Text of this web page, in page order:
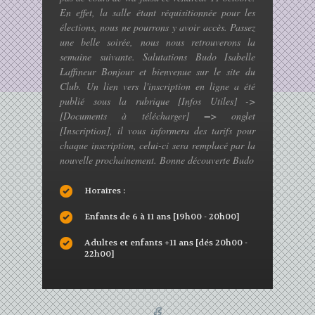
Le Wa-Jutsu
En effet, la salle étant réquisitionnée pour les
élections, nous ne pourrons y avoir accès. Passez
une belle soirée, nous nous retrouverons la
semaine suivante. Salutations Budo Isabelle
Laffineur Bonjour et bienvenue sur le site du
Club. Un lien vers l'inscription en ligne a été
publié sous la rubrique [Infos Utiles] ->
[Documents à télécharger] => onglet
[Inscription], il vous informera des tarifs pour
chaque inscription, celui-ci sera remplacé par la
nouvelle prochainement. Bonne découverte Budo
Horaires :
Enfants de 6 à 11 ans [19h00 - 20h00]
Adultes et enfants +11 ans [dés 20h00 -
22h00]